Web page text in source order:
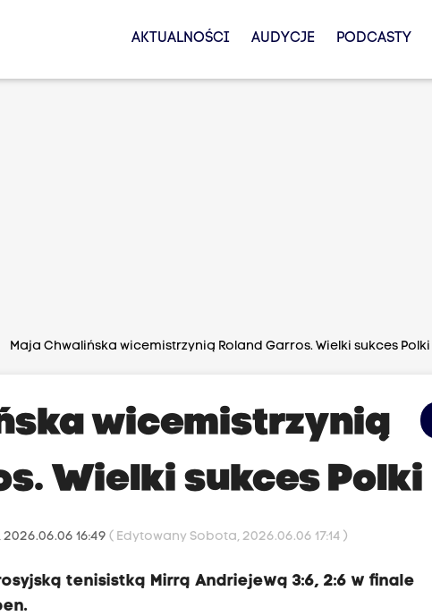
AKTUALNOŚCI AUDYCJE PODCASTY
Maja Chwalińska wicemistrzynią Roland Garros. Wielki sukces Polki
wicemistrzynią
Wielki sukces Polki
16:49( Edytowany Sobota, 2026.06.06 17:14 )
tenisistką Mirrą Andriejewą 3:6, 2:6 w finale